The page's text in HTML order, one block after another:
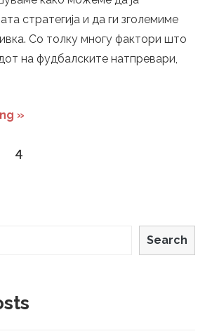
стратегија и да ги зголемиме
Со толку многу фактори што
на фудбалските натпревари,
»
4
Search